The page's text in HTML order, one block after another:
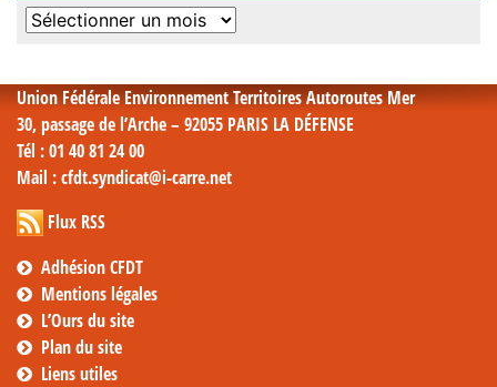
Archives
Union Fédérale Environnement Territoires Autoroutes Mer
30, passage de l’Arche – 92055 PARIS LA DÉFENSE
Tél : 01 40 81 24 00
Mail : cfdt.syndicat@i-carre.net
Flux RSS
Adhésion CFDT
Mentions légales
L’Ours du site
Plan du site
Liens utiles